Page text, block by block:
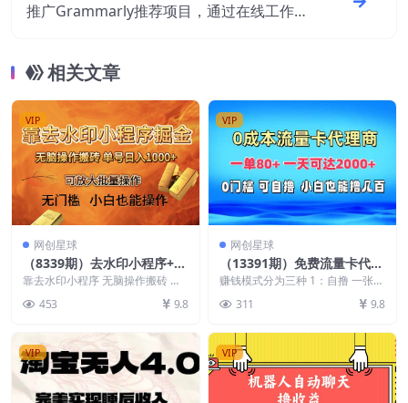
推广Grammarly推荐项目，通过在线工作网
相关文章
VIP
网创星球
（8339期）去水印小程序+拼
多多 无脑搬砖 ，单号日入10
00+ 保姆级教程 可放大批量
操作
靠去水印小程序 无脑操作搬砖 ，
大批量操作 ...
453 9.8
VIP
网创星球
（13391期）免费流量卡代理
一单80+ 一天可达2000+
赚钱模式分为三种 1：自撸 一张卡
册还赚3...
311 9.8
VIP VIP